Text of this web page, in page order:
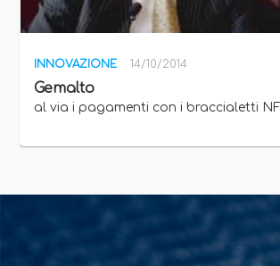
INNOVAZIONE 14/10/2014
Gemalto
al via i pagamenti con i braccialetti